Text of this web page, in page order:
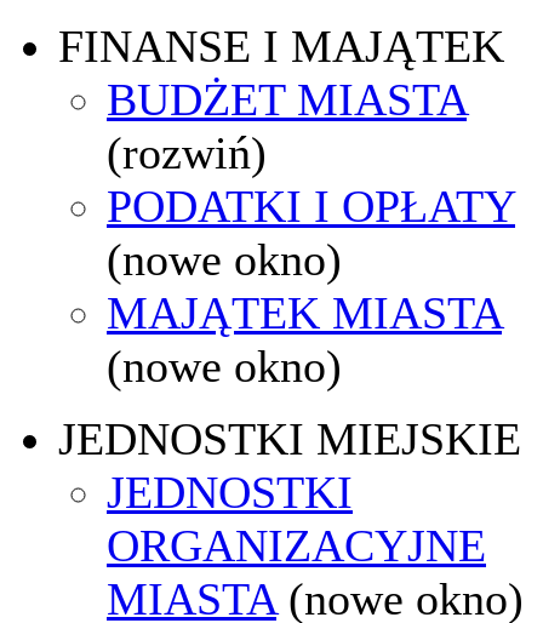
FINANSE I MAJĄTEK
BUDŻET MIASTA
(rozwiń)
PODATKI I OPŁATY
(nowe okno)
MAJĄTEK MIASTA
(nowe okno)
JEDNOSTKI MIEJSKIE
JEDNOSTKI
ORGANIZACYJNE
MIASTA (nowe okno)